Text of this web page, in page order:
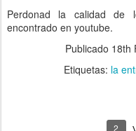
Perdonad la calidad
encontrado en youtube.
Publicado 18th
Etiquetas: la
2